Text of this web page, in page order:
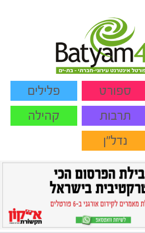
ספורט
פלילים
תרבות
קהילה
נדל"ן